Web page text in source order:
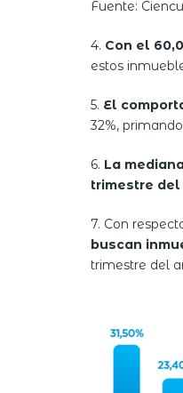
Fuente:
4. Con el
estos
5. El
32%,
6. La
trimestre del
7. Con
buscan
trimestre del